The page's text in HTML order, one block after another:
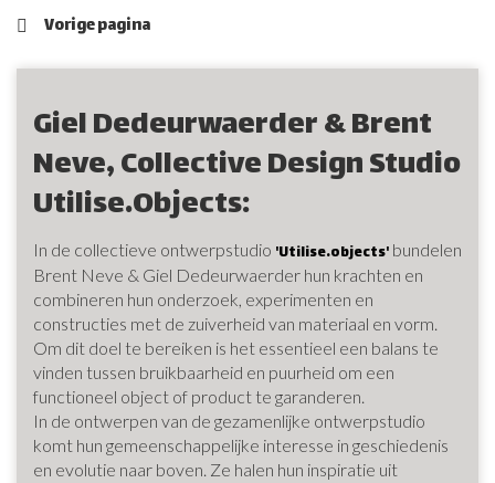
Vorige pagina
Giel Dedeurwaerder & Brent
Neve, Collective Design Studio
Utilise.objects:
In de collectieve ontwerpstudio 'Utilise.objects' bundelen
Brent Neve & Giel Dedeurwaerder hun krachten en
combineren hun onderzoek, experimenten en
constructies met de zuiverheid van materiaal en vorm.
Om dit doel te bereiken is het essentieel een balans te
vinden tussen bruikbaarheid en puurheid om een
functioneel object of product te garanderen.
In de ontwerpen van de gezamenlijke ontwerpstudio
komt hun gemeenschappelijke interesse in geschiedenis
en evolutie naar boven. Ze halen hun inspiratie uit